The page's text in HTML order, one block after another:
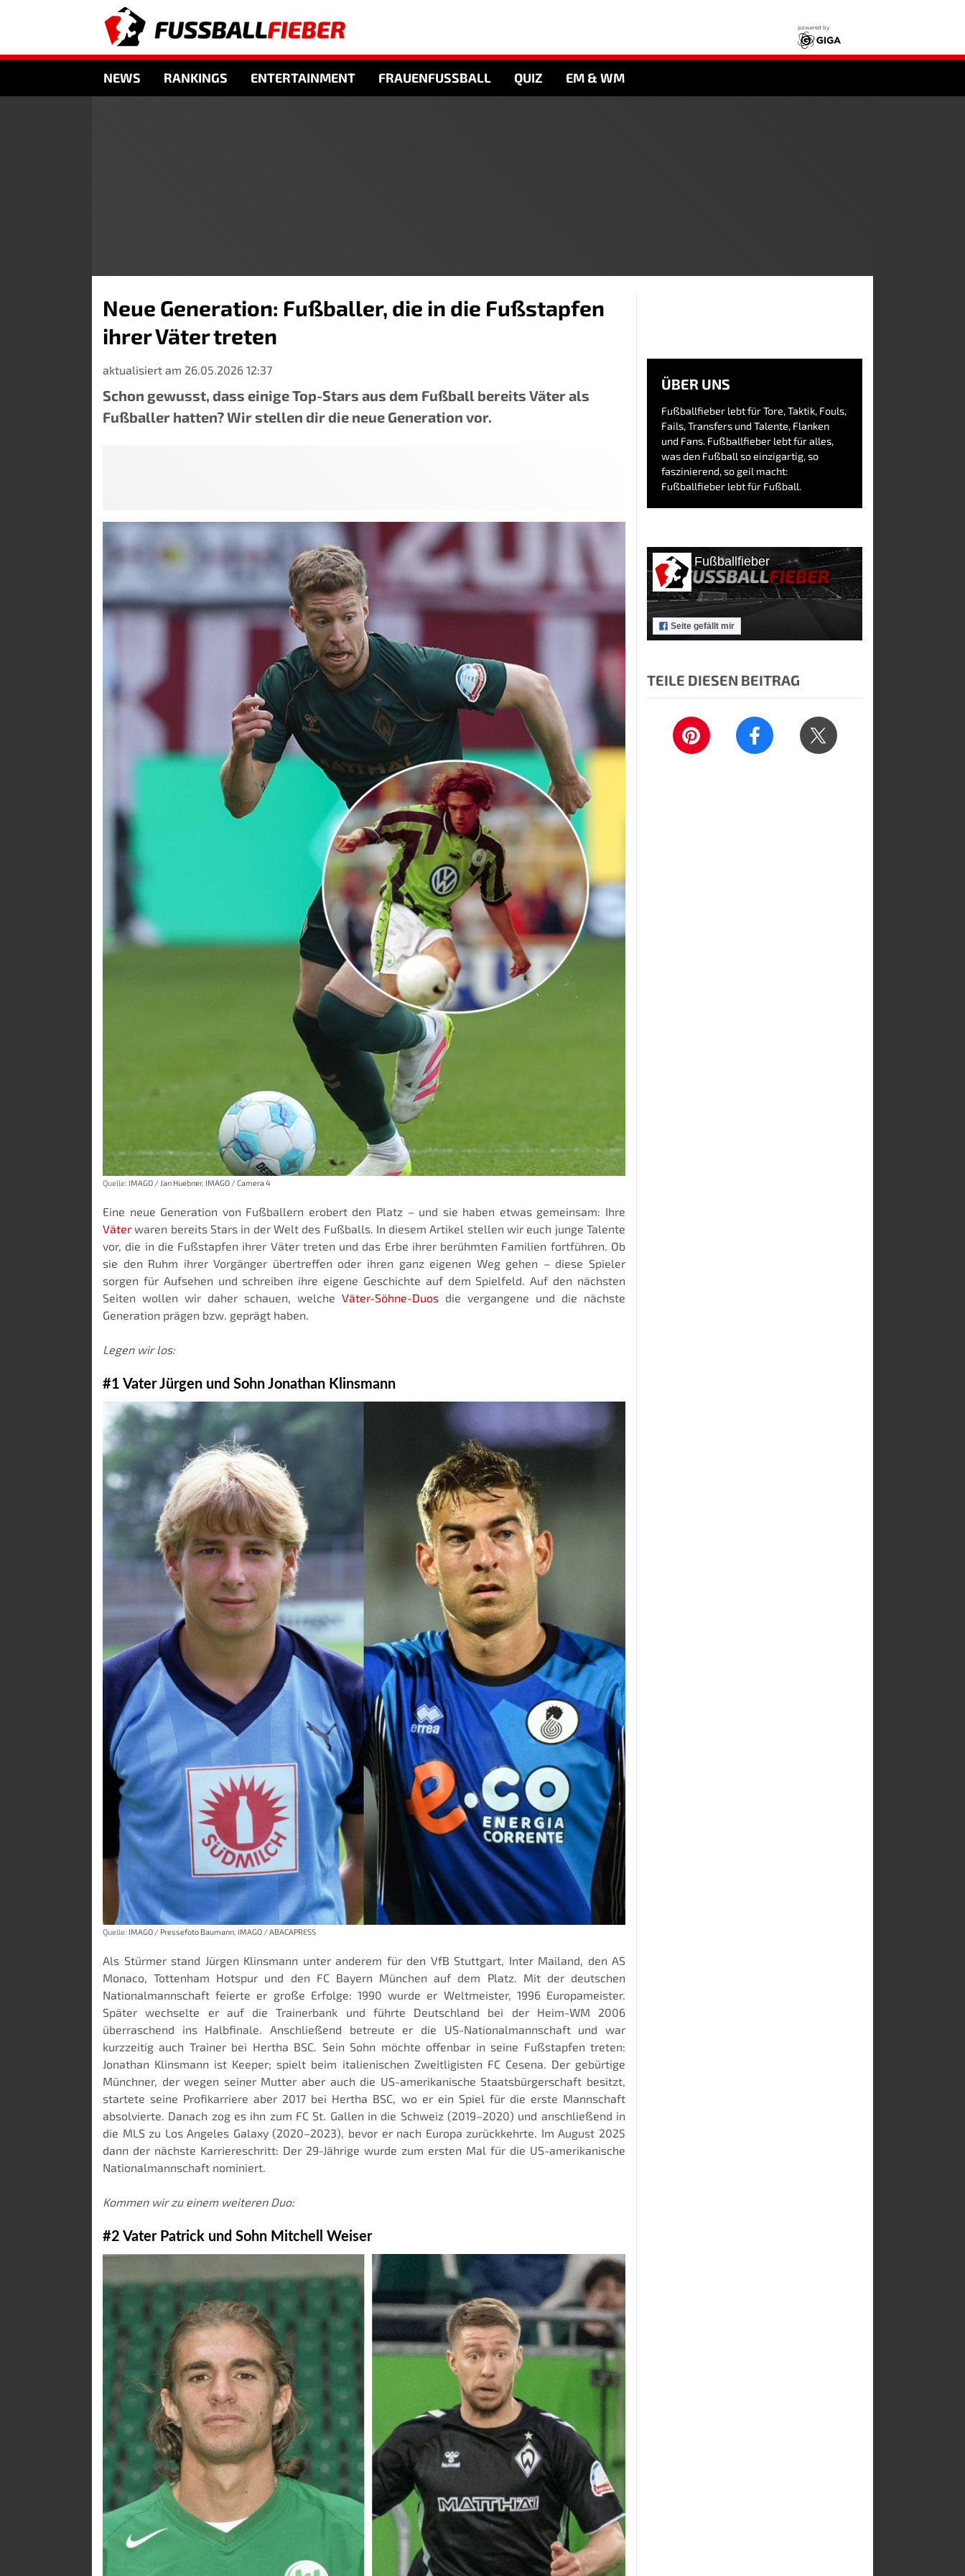
powered by
NEWS RANKINGS ENTERTAINMENT FRAUENFUSSBALL QUIZ EM & WM
Neue Generation: Fußballer, die in die Fußstapfen
ihrer Väter treten
aktualisiert am 26.05.2026 12:37
Schon gewusst, dass einige Top-Stars aus dem Fußball bereits Väter als
Fußballer hatten? Wir stellen dir die neue Generation vor.
Quelle: IMAGO / Jan Huebner, IMAGO / Camera 4
Eine neue Generation von Fußballern erobert den Platz – und sie haben etwas gemeinsam: Ihre
Väterwaren bereits Stars in der Welt des Fußballs. In diesem Artikel stellen wir euch junge Talente
vor, die in die Fußstapfen ihrer Väter treten und das Erbe ihrer berühmten Familien fortführen. Ob
sie den Ruhm ihrer Vorgänger übertreffen oder ihren ganz eigenen Weg gehen – diese Spieler
sorgen für Aufsehen und schreiben ihre eigene Geschichte auf dem Spielfeld. Auf den nächsten
Seiten wollen wir daher schauen, welche Väter-Söhne-Duos die vergangene und die nächste
Generation prägen bzw. geprägt haben.
Legen wir los:
#1 Vater Jürgen und Sohn Jonathan Klinsmann
Quelle: IMAGO / Pressefoto Baumann, IMAGO / ABACAPRESS
Als Stürmer stand Jürgen Klinsmann unter anderem für den VfB Stuttgart, Inter Mailand, den AS
Monaco, Tottenham Hotspur und den FC Bayern München auf dem Platz. Mit der deutschen
Nationalmannschaft feierte er große Erfolge: 1990 wurde er Weltmeister, 1996 Europameister.
Später wechselte er auf die Trainerbank und führte Deutschland bei der Heim-WM 2006
überraschend ins Halbfinale. Anschließend betreute er die US-Nationalmannschaft und war
kurzzeitig auch Trainer bei Hertha BSC. Sein Sohn möchte offenbar in seine Fußstapfen treten:
Jonathan Klinsmann ist Keeper; spielt beim italienischen Zweitligisten FC Cesena. Der gebürtige
Münchner, der wegen seiner Mutter aber auch die US-amerikanische Staatsbürgerschaft besitzt,
startete seine Profikarriere aber 2017 bei Hertha BSC, wo er ein Spiel für die erste Mannschaft
absolvierte. Danach zog es ihn zum FC St. Gallen in die Schweiz (2019–2020) und anschließend in
die MLS zu Los Angeles Galaxy (2020–2023), bevor er nach Europa zurückkehrte. Im August 2025
dann der nächste Karriereschritt: Der 29-Jährige wurde zum ersten Mal für die US-amerikanische
Nationalmannschaft nominiert.
Kommen wir zu einem weiteren Duo:
#2 Vater Patrick und Sohn Mitchell Weiser
ÜBER UNS
Fußballfieber lebt für Tore, Taktik, Fouls,
Fails, Transfers und Talente, Flanken
und Fans. Fußballfieber lebt für alles,
was den Fußball so einzigartig, so
faszinierend, so geil macht:
Fußballfieber lebt für Fußball.
Fußballfieber
Seite gefällt mir
TEILE DIESEN BEITRAG